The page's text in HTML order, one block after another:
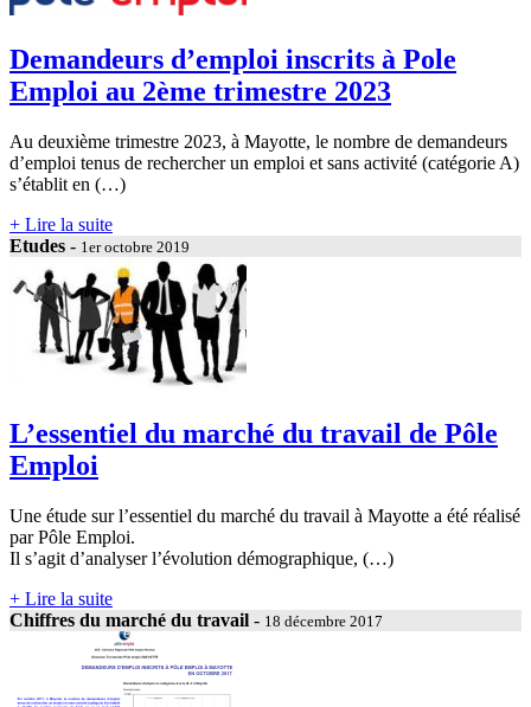
Demandeurs d’emploi inscrits à Pole
Emploi au 2ème trimestre 2023
Au deuxième trimestre 2023, à Mayotte, le nombre de demandeurs
d’emploi tenus de rechercher un emploi et sans activité (catégorie A)
s’établit en (…)
+ Lire la suite
Etudes - 1er octobre 2019
L’essentiel du marché du travail de Pôle
Emploi
Une étude sur l’essentiel du marché du travail à Mayotte a été réalisé
par Pôle Emploi.
Il s’agit d’analyser l’évolution démographique, (…)
+ Lire la suite
Chiffres du marché du travail - 18 décembre 2017